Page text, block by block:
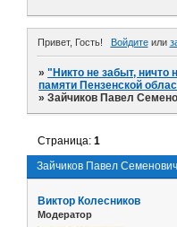
Привет, Гость! Войдитеили
»"Никто не забыт, ничто
памяти Пензенской
»Зайчиков Павел
Зайчиков Павел Семенович
Страница:1
Виктор Колесников
Модератор